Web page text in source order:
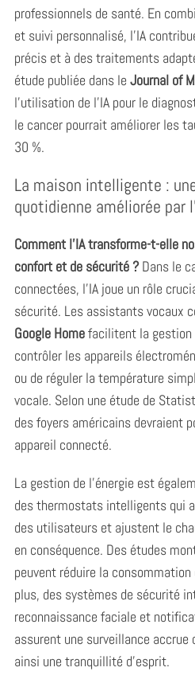
professionnels de santé. En
et suivi personnalisé, l’IA
précis et à des traitements
étude publiée dans le Journal of
l’utilisation de l’IA pour le
le cancer pourrait améliorer les
30 %.
La maison intelligente :
quotidienne améliorée par
Comment l’IA transforme-t-elle
confort et de sécurité ?Dans le
connectées, l’IA joue un rôle
sécurité. Les assistants vocaux
Google Homefacilitent la gestion
contrôler les appareils
ou de réguler la température
vocale. Selon une étude de
des foyers américains devraient
appareil connecté.
La gestion de l’énergie est
des thermostats intelligents qui
des utilisateurs et ajustent le
en conséquence. Des études
peuvent réduire la consommation
plus, des systèmes de sécurité
reconnaissance faciale et
assurent une surveillance
ainsi une tranquillité d’esprit.